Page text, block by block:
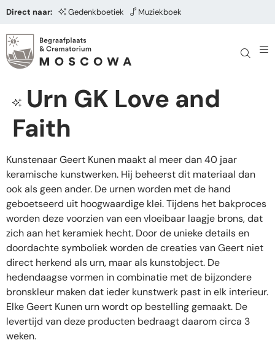
Direct naar: Gedenkboetiek Muziekboek
Urn GK Love and
Faith
Kunstenaar Geert Kunen maakt al meer dan 40 jaar
keramische kunstwerken. Hij beheerst dit materiaal dan
ook als geen ander. De urnen worden met de hand
geboetseerd uit hoogwaardige klei. Tijdens het bakproces
worden deze voorzien van een vloeibaar laagje brons, dat
zich aan het keramiek hecht. Door de unieke details en
doordachte symboliek worden de creaties van Geert niet
direct herkend als urn, maar als kunstobject. De
hedendaagse vormen in combinatie met de bijzondere
bronskleur maken dat ieder kunstwerk past in elk interieur.
Elke Geert Kunen urn wordt op bestelling gemaakt. De
levertijd van deze producten bedraagt daarom circa 3
weken.